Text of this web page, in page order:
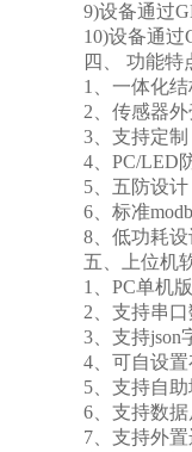
9)设备通过
10)设备通过
四、 功能特
1、一体化结
2、传感器外
3、支持定制
4、PC/LED防
5、五防设计
6、标准
8、低功耗设
五、上位机
1、PC单机版
2、支持串口
3、支持json字
4、可自设置存
5、支持自助
6、支持数据
7、支持外置